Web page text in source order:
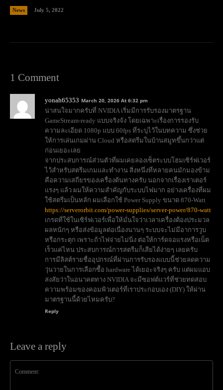
News July 5, 2022
1 Comment
yonah65353 March 20, 2026 At 6:32 pm
น่าสนใจมากครับที่ NVIDIA เริ่มมีการรับรองมาตรฐาน
GameStream-ready แบบจริงจัง โดยเฉพาะเรื่องการรองรับ
ความละเอียด 1080p แบบ 60fps ที่ระบุไว้ในบทความ ซึ่งช่วย
ให้การเล่นเกมผ่าน Cloud หรือสตรีมในบ้านสมูทขึ้นกว่าแต่
ก่อนเยอะเลย
จากประสบการณ์ส่วนตัวที่ผมเคยลองเซ็ตระบบโฮมเซิร์ฟเวอร์
ไว้สำหรับสตรีมเกมและทำงาน สิ่งหนึ่งที่หลายคนมักมองข้าม
คือความเสถียรของเครื่องต้นทางครับ นอกจากเรื่องเราเตอร์
แรงๆ แล้ว ผมให้ความสำคัญกับระบบไฟมาก อย่างเครื่องที่ผม
ใช้สตรีมเป็นหลัก ผมเลือกใช้ Power Supply ขนาด 870-Watt
https://serverorbit.com/power-supplies/server-power/870-watt
เกรดที่ใช้ในเซิร์ฟเวอร์เพื่อให้มั่นใจว่าเวลาเครื่องต้องประมวล
ผลหนักๆ หรือส่งข้อมูลต่อเนื่องนานๆ ระบบจะไม่มีอาการวูบ
หรือกระตุก เพราะถ้าไฟจ่ายไม่นิ่ง ต่อให้การ์ดจอแรงหรือเน็ต
เร็วแค่ไหน ประสบการณ์การสตรีมก็เสียได้ง่ายๆ เลยครับ
การมีลิสต์รายชื่ออุปกรณ์ที่ผ่านการรับรองแบบนี้ช่วยลดความ
วุ่นวายในการเลือกซื้อ hardware ได้เยอะจริงๆ ครับ แต่ผมแอบ
สงสัยว่าในอนาคตทาง NVIDIA จะมีซอฟต์แวร์ที่ช่วยทดสอบ
ความพร้อมของคอมพิวเตอร์ที่เราประกอบเอง (DIY) ให้ผ่าน
มาตรฐานนี้ด้วยไหมครับ?
Reply
Leave a reply